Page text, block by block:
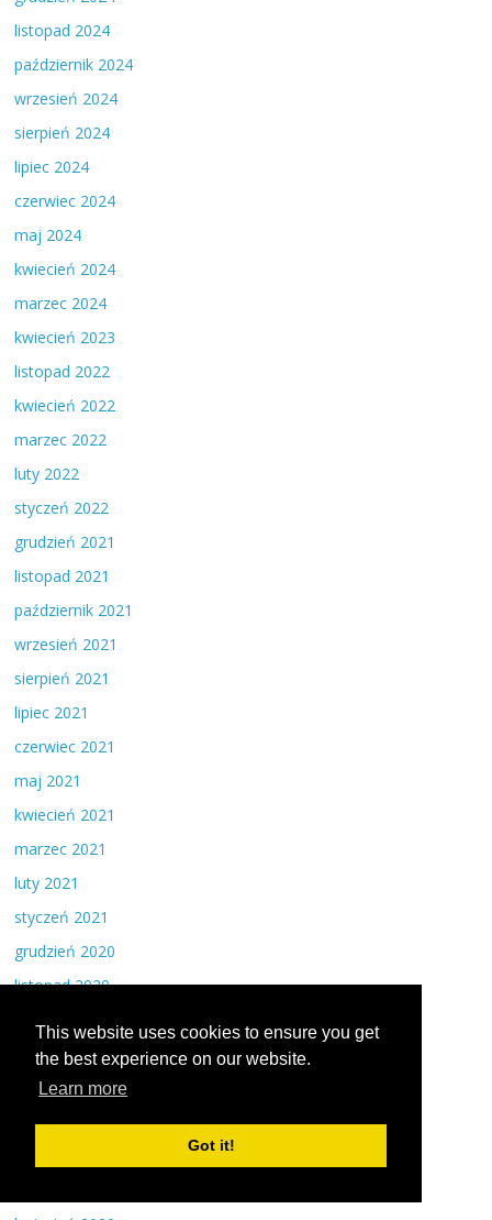
This website uses cookies to ensure you get
the best experience on our website.
Learn more
Got it!
listopad 2024
październik 2024
wrzesień 2024
sierpień 2024
lipiec 2024
czerwiec 2024
maj 2024
kwiecień 2024
marzec 2024
kwiecień 2023
listopad 2022
kwiecień 2022
marzec 2022
luty 2022
styczeń 2022
grudzień 2021
listopad 2021
październik 2021
wrzesień 2021
sierpień 2021
lipiec 2021
czerwiec 2021
maj 2021
kwiecień 2021
marzec 2021
luty 2021
styczeń 2021
grudzień 2020
listopad 2020
wrzesień 2020
sierpień 2020
lipiec 2020